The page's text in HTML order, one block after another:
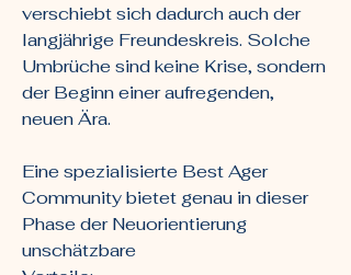
verschiebt sich dadurch auch der
langjährige Freundeskreis. Solche
Umbrüche sind keine Krise, sondern
der Beginn einer aufregenden,
neuen Ära.
Eine spezialisierte Best Ager
Community bietet genau in dieser
Phase der Neuorientierung
unschätzbare